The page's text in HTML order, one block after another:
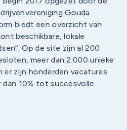
Gouda
biedt een overzicht van
beschikbare, lokale
Op de site zijn al 200
meer dan 2.000 unieke
er zijn honderden vacatures
dan 10% tot succesvolle